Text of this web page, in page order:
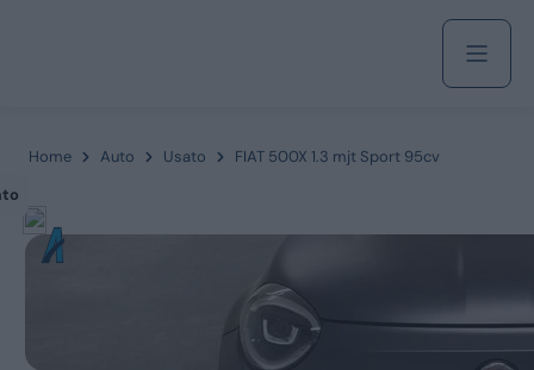
Acquista
Azienda
Servizi
Home Auto Usato
FIAT 500X 1.3 mjt Sport 95cv